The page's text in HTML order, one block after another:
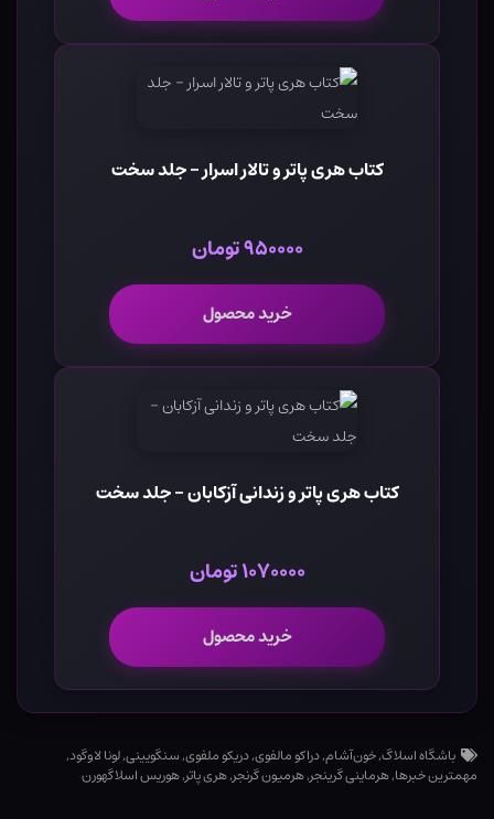
کتاب هری پاتر و تالار اسرار - جلد سخت
۹۵۰۰۰۰ تومان
خرید محصول
کتاب هری پاتر و زندانی آزکابان - جلد سخت
۱۰۷۰۰۰۰ تومان
خرید محصول
باشگاه اسلاگ,خون‌آشام,دراکو مالفوی,دریکو ملفوی,سنگویینی,لونا لاوگود,
مهمترین خبرها,هرماینی گرینجر,هرمیون گرنجر,هری پاتر,هوریس اسلاگهورن